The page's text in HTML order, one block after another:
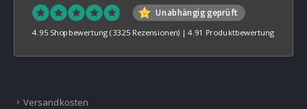
Unabhängig geprüft
4.95 Shopbewertung (3325 Rezensionen) |4.91 Produktbewertung
Versandkosten